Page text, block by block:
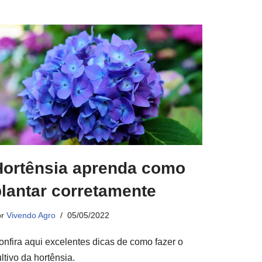
aprenda como
corretamente
Vivendo Agro 05/05/2022
aqui excelentes dicas de como fazer o
da hortênsia.